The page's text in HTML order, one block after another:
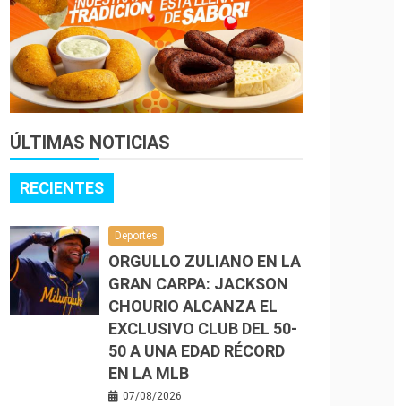
ÚLTIMAS NOTICIAS
RECIENTES
Deportes
ORGULLO ZULIANO EN LA
GRAN CARPA: JACKSON
CHOURIO ALCANZA EL
EXCLUSIVO CLUB DEL 50-
50 A UNA EDAD RÉCORD
EN LA MLB
07/08/2026